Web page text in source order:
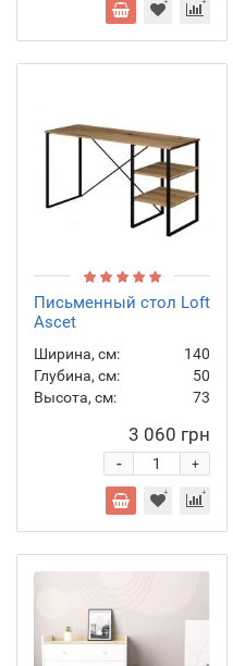
Письменный стол Loft
Asсet
Ширина, см:
140
Глубина, см:
50
Высота, см:
73
3 060 грн
+
-